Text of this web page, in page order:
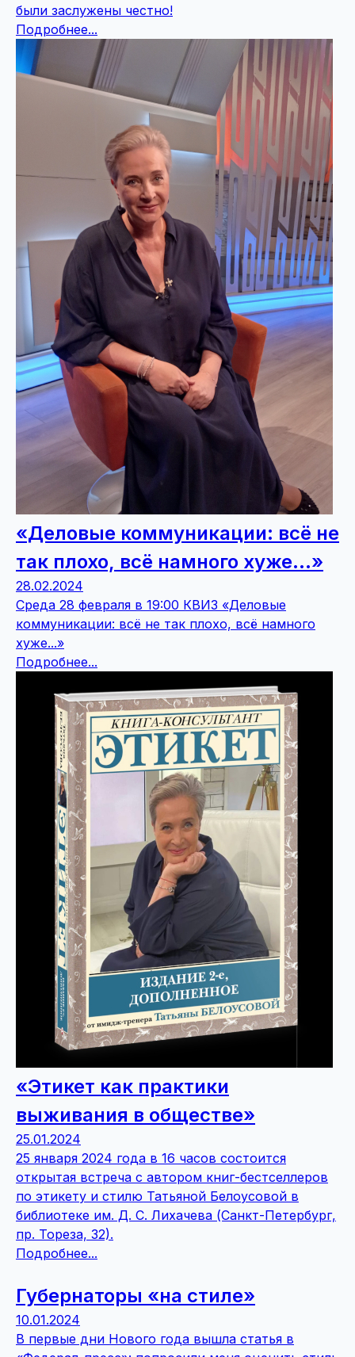
были заслужены честно!
Подробнее...
«Деловые коммуникации: всё не
так плохо, всё намного хуже...»
28.02.2024
Среда 28 февраля в 19:00 КВИЗ «Деловые
коммуникации: всё не так плохо, всё намного
хуже...»
Подробнее...
«Этикет как практики
выживания в обществе»
25.01.2024
25 января 2024 года в 16 часов состоится
открытая встреча с автором книг-бестселлеров
по этикету и стилю Татьяной Белоусовой в
библиотеке им. Д. С. Лихачева (Санкт-Петербург,
пр. Тореза, 32).
Подробнее...
Губернаторы «на стиле»
10.01.2024
В первые дни Нового года вышла статья в